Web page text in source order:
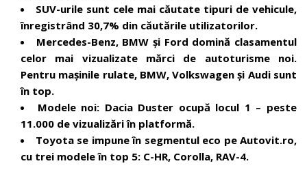
SUV-urile sunt cele mai căutate tipuri de vehicule,
înregistrând 30,7% din căutările utilizatorilor.
Mercedes-Benz, BMW și Ford domină clasamentul
celor mai vizualizate mărci de autoturisme noi.
Pentru mașinile rulate, BMW, Volkswagen și Audi sunt
în top.
Modele noi: Dacia Duster ocupă locul 1 – peste
11.000 de vizualizări în platformă.
Toyota se impune în segmentul eco pe Autovit.ro,
cu trei modele în top 5: C-HR, Corolla, RAV-4.